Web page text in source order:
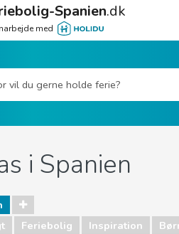
Spanien.dk
med
i Spanien
Feriebolig Inspiration